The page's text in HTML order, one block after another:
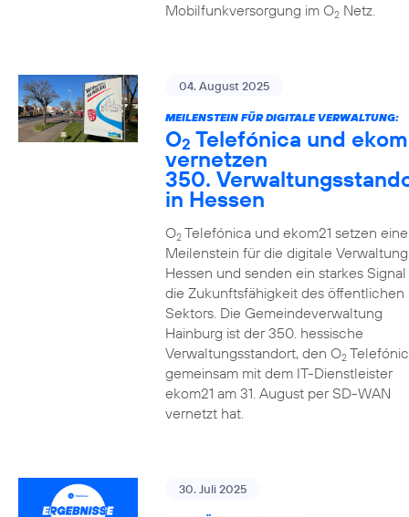
Mobilfunkversorgung im O2Netz.
04. August 2025
MEILENSTEIN FÜR DIGITALE VERWALTUNG:
O2 Telefónica und
vernetzen
350.
in Hessen
O2Telefónica und ekom21 setzen
Meilenstein für die digitale
Hessen und senden ein starkes
die Zukunftsfähigkeit des öffentlichen
Sektors. Die Gemeindeverwaltung
Hainburg ist der 350. hessische
Verwaltungsstandort, den O2
gemeinsam mit dem IT-Dienstleister
ekom21 am 31. August per SD-WAN
vernetzt hat.
30. Juli 2025